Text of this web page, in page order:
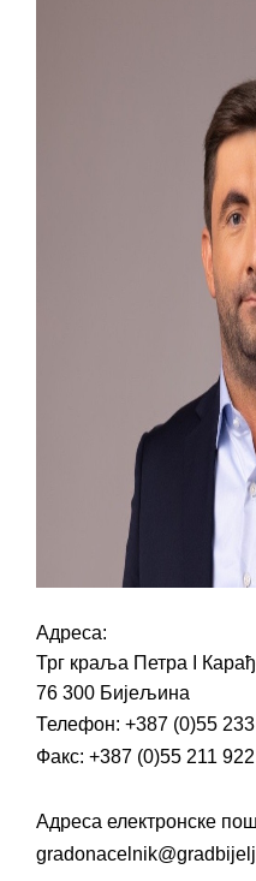
НА ГРАДСКИ
ДОДАТАК ЗА
ВОЈСКЕ
СОЦИЈАЛНЕ
Oд 27. јула
помоћ за
основцима
Обрасци
гориво
новембра
Захтјев за
Обавјештење
Адреса:
Трг краља Петра I
76 300 Бијељина
Телефон: +387 (0)55
Факс: +387 (0)55 211 922
Адреса електронске